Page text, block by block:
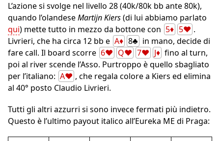
L’azione si svolge nel livello 28 (40k/80k bb ante 80k),
quando l’olandeseMartijn Kiers(di lui abbiamo parlato
qui) mette tutto in mezzo da bottone con 5♦ 5♥ .
Livrieri, che ha circa 12 bb e A♦ 8♣ in mano, decide di
fare call. Il board scorre 6♥ Q♥ 7♥ J♦ fino al turn,
poi al river scende l’Asso. Purtroppo è quello sbagliato
per l’italiano: A♥ , che regala colore a Kiers ed elimina
al 40° posto Claudio Livrieri.
Tutti gli altri azzurri si sono invece fermati più indietro.
Questo è l’ultimo payout italico all’Eureka ME di Praga: